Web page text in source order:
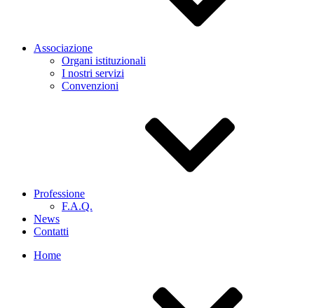
Associazione
Organi istituzionali
I nostri servizi
Convenzioni
Professione
F.A.Q.
News
Contatti
Home